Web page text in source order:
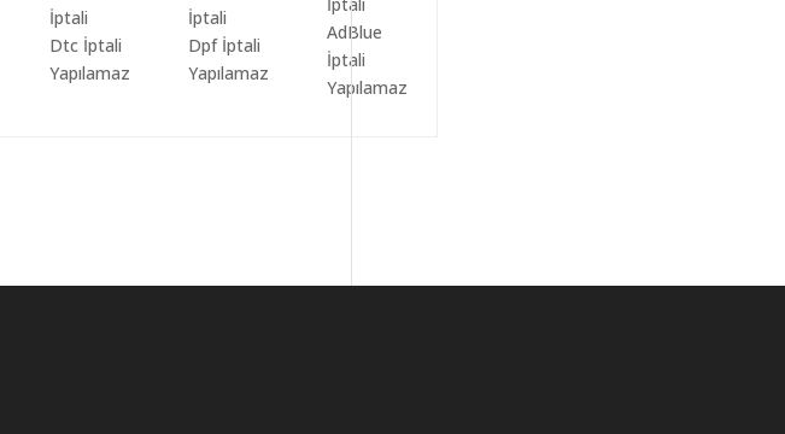
Dtc İptali
Yapılamaz
Dpf İptali
Yapılamaz
AdBlue
İptali
Yapılamaz